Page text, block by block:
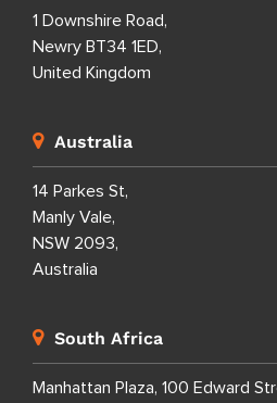
1 Downshire Road,
Newry BT34 1ED,
United Kingdom
Australia
14 Parkes St,
Manly Vale,
NSW 2093,
Australia
South Africa
Manhattan Plaza, 100 Edward